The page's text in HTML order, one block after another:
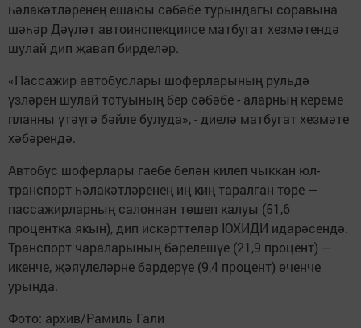
һәлакәтләренең ешаюы сәбәбе турындагы соравына
шәһәр Дәүләт автоинспекциясе матбугат хезмәтендә
шулай дип җавап бирделәр.
«Пассажир автобуслары шоферларының рульдә
үзләрен шулай тотуының бер сәбәбе - аларның кереме
планны үтәүгә бәйле булуда», - диелә матбугат хезмәте
хәбәрендә.
Автобус шоферлары гаебе белән килеп чыккан юл-
транспорт һәлакәтләренең иң киң таралган төре —
пассажирларның салоннан төшеп калуы (51,6
процентка якын), дип искәрттеләр ЮХИДИ идарәсендә.
Транспорт чараларының бәрелешүе (21,9 процент) —
икенче, җәяүлеләрне бәрдерүе (9,4 процент) өченче
урында.
Фото: архив/Рамиль Гали